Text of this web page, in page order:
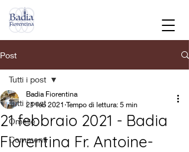
Post
Tutti i post
Omelie
Commenti
Tutti i post
21 febbraio 2021 - Badia
Fiorentina Fr. Antoine-
Badia Fiorentina
21 feb 2021 Tempo di lettura: 5 min